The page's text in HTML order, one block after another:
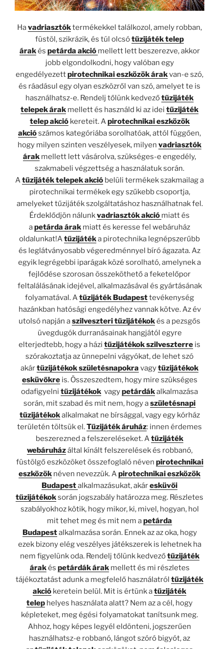
Havadriasztóktermékekkel találkozol, amely robban,
füstöl, szikrázik, és túl olcsótűzijáték telep
árakés petárda akció mellett lett beszerezve, akkor
jobb elgondolkodni, hogy valóban egy
engedélyezettpirotechnikai eszközök árakvan-e szó,
és ráadásul egy olyan eszközről van szó, amelyet te is
használhatsz-e. Rendelj tőlünk kedvezőtűzijáték
telepek árak mellett és használd ki az idei tűzijáték
telep akciókereteit. Apirotechnikai eszközök
akciószámos kategóriába sorolhatóak, attól függően,
hogy milyen szinten veszélyesek, milyen vadriasztók
árak mellett lett vásárolva, szükséges-e engedély,
szakmabeli végzettség a használatuk során.
Atűzijáték telepek akció belüli termékek szakmailag a
pirotechnikai termékek egy szűkebb csoportja,
amelyeket tűzijáték szolgáltatáshoz használhatnak fel.
Érdeklődjön nálunkvadriasztók akció miatt és
apetárda árak miatt és keresse fel webáruház
oldalunkat!Atűzijátéka pirotechnika legnépszerűbb
és leglátványosabb végeredménnyel bíró ágazata. Az
egyik legrégebbi iparágak közé sorolható, amelynek a
fejlődése szorosan összeköthető a feketelőpor
feltalálásának idejével, alkalmazásával és gyártásának
folyamatával. Atűzijáték Budapesttevékenység
hazánkban hatósági engedélyhez vannak kötve. Az év
utolsó napján aszilveszteri tűzijátékokés a pezsgős
üvegdugók durranásainak hangjától egyre
elterjedtebb, hogy a házi tűzijátékok szilveszterre is
szórakoztatja az ünnepelni vágyókat, de lehet szó
akártűzijátékok születésnapokra vagytűzijátékok
esküvőkreis. Összeszedtem, hogy mire szükséges
odafigyelni tűzijátékok vagypetárdákalkalmazása
során, mit szabad és mit nem, hogy aszületésnapi
tűzijátékokalkalmakat ne bírsággal, vagy egy kórház
területén töltsük el.Tűzijáték áruház: innen érdemes
beszerezned a felszereléseket. Atűzijáték
webáruházáltal kínált felszerelések és robbanó,
füstölgő eszközöket összefoglaló néven pirotechnikai
eszközök néven nevezzük. Apirotechnikai eszközök
Budapestalkalmazásukat, akáresküvői
tűzijátékoksorán jogszabály határozza meg. Részletes
szabályokhoz kötik, hogy mikor, ki, mivel, hogyan, hol
mit tehet meg és mit nem apetárda
Budapestalkalmazása során. Ennek az az oka, hogy
ezek bizony elég veszélyes játékszerek is lehetnek ha
nem figyelünk oda. Rendelj tőlünk kedvezőtűzijáték
árakés petárdák árakmellett és mi részletes
tájékoztatást adunk a megfelelő használatról tűzijáték
akció keretein belül. Mit is értünk atűzijáték
telep helyes használata alatt? Nem az a cél, hogy
képleteket, meg égési folyamatokat tanítsunk meg.
Ahhoz, hogy képes legyél eldönteni, jogszerűen
használhatsz-e robbanó, lángot szóró bigyót, az